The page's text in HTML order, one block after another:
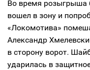
Во время розыгрыша
вошел в зону и
«Локомотива»
Александр
в сторону ворот.
ударилась в